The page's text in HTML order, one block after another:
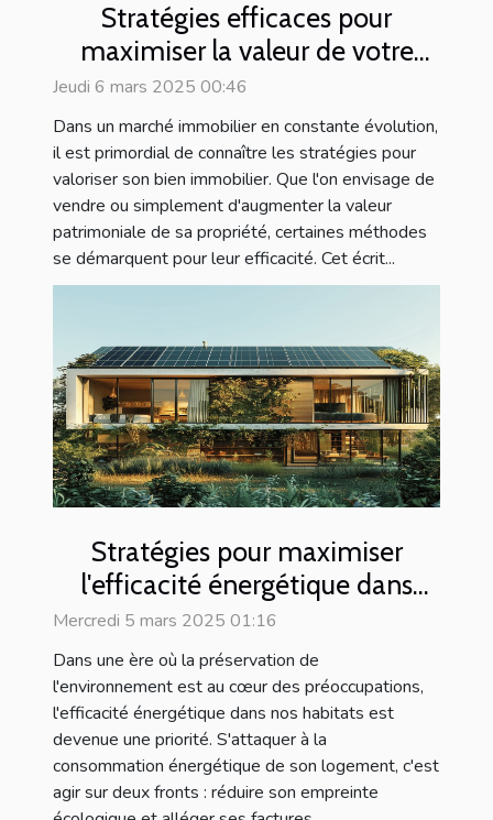
Stratégies efficaces pour
maximiser la valeur de votre
bien immobilier
Jeudi 6 mars 2025 00:46
Dans un marché immobilier en constante évolution,
il est primordial de connaître les stratégies pour
valoriser son bien immobilier. Que l'on envisage de
vendre ou simplement d'augmenter la valeur
patrimoniale de sa propriété, certaines méthodes
se démarquent pour leur efficacité. Cet écrit...
Stratégies pour maximiser
l'efficacité énergétique dans
votre logement
Mercredi 5 mars 2025 01:16
Dans une ère où la préservation de
l'environnement est au cœur des préoccupations,
l'efficacité énergétique dans nos habitats est
devenue une priorité. S'attaquer à la
consommation énergétique de son logement, c'est
agir sur deux fronts : réduire son empreinte